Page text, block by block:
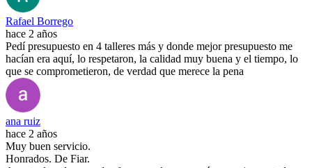
Rafael Borrego
hace 2 años
Pedí presupuesto en 4 talleres más y donde mejor presupuesto me
hacían era aquí, lo respetaron, la calidad muy buena y el tiempo, lo
que se comprometieron, de verdad que merece la pena
ana ruiz
hace 2 años
Muy buen servicio.
Honrados. De Fiar.